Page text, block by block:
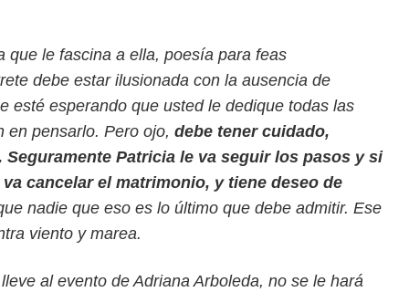
que le fascina a ella, poesía para feas
debe estar ilusionada con la ausencia de
esté esperando que usted le dedique todas las
en pensarlo. Pero ojo, debe tener cuidado,
Seguramente Patricia le va seguir los pasos y si
cancelar el matrimonio, y tiene deseo de
nadie que eso es lo último que debe admitir. Ese
viento y marea.
al evento de Adriana Arboleda, no se le hará
Canal RCN